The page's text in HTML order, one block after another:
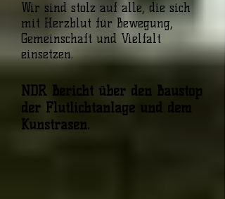
Wir sind stolz auf alle, die sich
mit Herzblut für Bewegung,
Gemeinschaft und Vielfalt
einsetzen.
NDR Bericht über den Baustop
der Flutlichtanlage und dem
Kunstrasen.